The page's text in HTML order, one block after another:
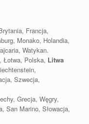
Francja,
Monako, Holandia,
Watykan.
Łotwa, Polska, Litwa
Szwecja,
Grecja, Węgry,
San Marino, Słowacja,